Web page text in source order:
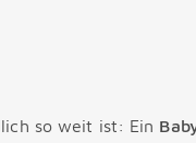
so weit ist: Ein